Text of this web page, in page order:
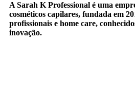
ASarah K Professional é uma
cosméticos capilares, fundada em
profissionais e home care,
inovação.